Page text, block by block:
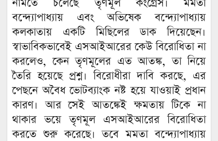
নামতে চলেছে তৃণমূল কংগ্রেস। মমতা
বন্দ্যোপাধ্যায় এবং অভিষেক বন্দ্যোপাধ্যায়
কলকাতায় একটি মিছিলের ডাক দিয়েছেন।
স্বাভাবিকভাবেই এসআইআরের কেউ বিরোধিতা না
করলেও, কেন তৃণমূলের এত আতঙ্ক, তা নিয়ে
তৈরি হয়েছে প্রশ্ন। বিরোধীরা দাবি করছে, এর
পেছনে অবৈধ ভোটব্যাংক নষ্ট হয়ে যাওয়াই প্রধান
কারণ। আর সেই আতঙ্কেই ক্ষমতায় টিকে না
থাকার ভয়ে তৃণমূল এসআইআরের বিরোধিতা
করতে শুরু করেছে। তবে মমতা বন্দ্যোপাধ্যায়